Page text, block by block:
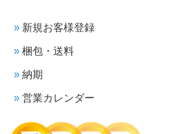
新規お客様登録
梱包・送料
納期
営業カレンダー